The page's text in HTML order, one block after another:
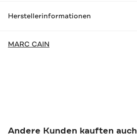
Herstellerinformationen
MARC CAIN
Andere Kunden kauften auch